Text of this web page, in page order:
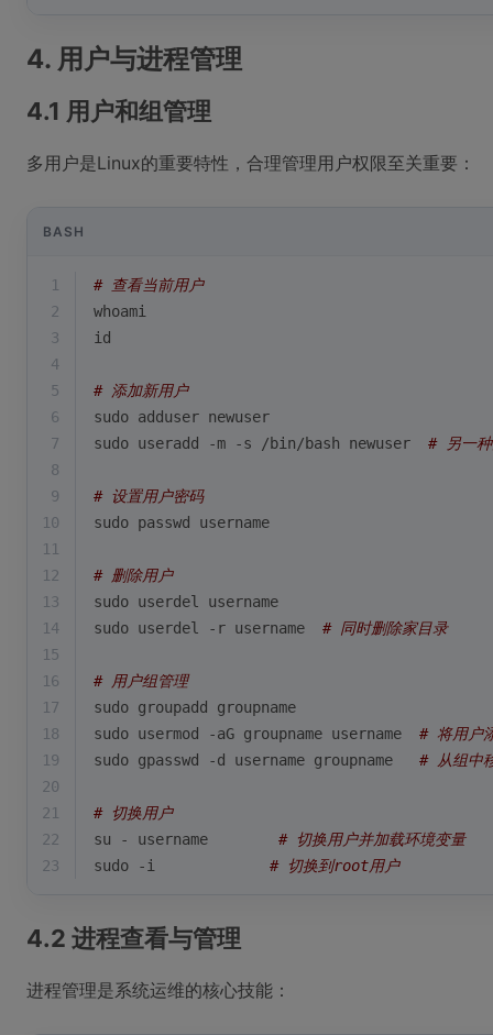
4. 用户与进程管理
4.1 用户和组管理
多用户是Linux的重要特性，合理管理用户权限至关重要：
BASH
1
# 查看当前用户
2
whoami
3
id
4
5
# 添加新用户
6
sudo adduser newuser
7
sudo useradd -m -s /bin/bash newuser # 另一
8
9
# 设置用户密码
10
sudo passwd username
11
12
# 删除用户
13
sudo userdel username
14
sudo userdel -r username # 同时删除家目录
15
16
# 用户组管理
17
sudo groupadd groupname
18
sudo usermod -aG groupname username # 将用户
19
sudo gpasswd -d username groupname # 从组中
20
21
# 切换用户
22
su - username # 切换用户并加载环境变量
23
sudo -i # 切换到root用户
4.2 进程查看与管理
进程管理是系统运维的核心技能：